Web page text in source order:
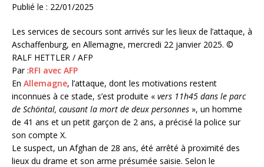
Publié le : 22/01/2025
Les services de secours sont arrivés sur les lieux de l’attaque, à
Aschaffenburg, en Allemagne, mercredi 22 janvier 2025. ©
RALF HETTLER / AFP
Par :RFI avec AFP
En Allemagne, l’attaque, dont les motivations restent
inconnues à ce stade, s’est produite « vers 11h45 dans le parc
de Schöntal, causant la mort de deux personnes », un homme
de 41 ans et un petit garçon de 2 ans, a précisé la police sur
son compte X.
Le suspect, un Afghan de 28 ans, été arrêté à proximité des
lieux du drame et son arme présumée saisie. Selon le